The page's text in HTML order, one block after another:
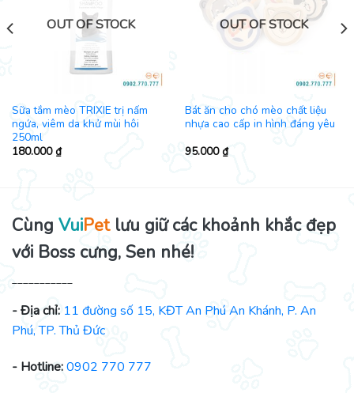
OUT OF STOCK
Sữa tắm mèo TRIXIE trị nấm
ngứa, viêm da khử mùi hôi
250ml
180.000₫
OUT OF STOCK
Bát ăn cho chó mèo chất liệu
nhựa cao cấp in hình đáng yêu
95.000₫
Cùng VuiPetlưu giữ các khoảnh khắc đẹp
với Boss cưng, Sen nhé!
- Địa chỉ: 11 đường số 15, KĐT An Phú An Khánh, P. An
Phú, TP. Thủ Đức
- Hotline:0902 770 777